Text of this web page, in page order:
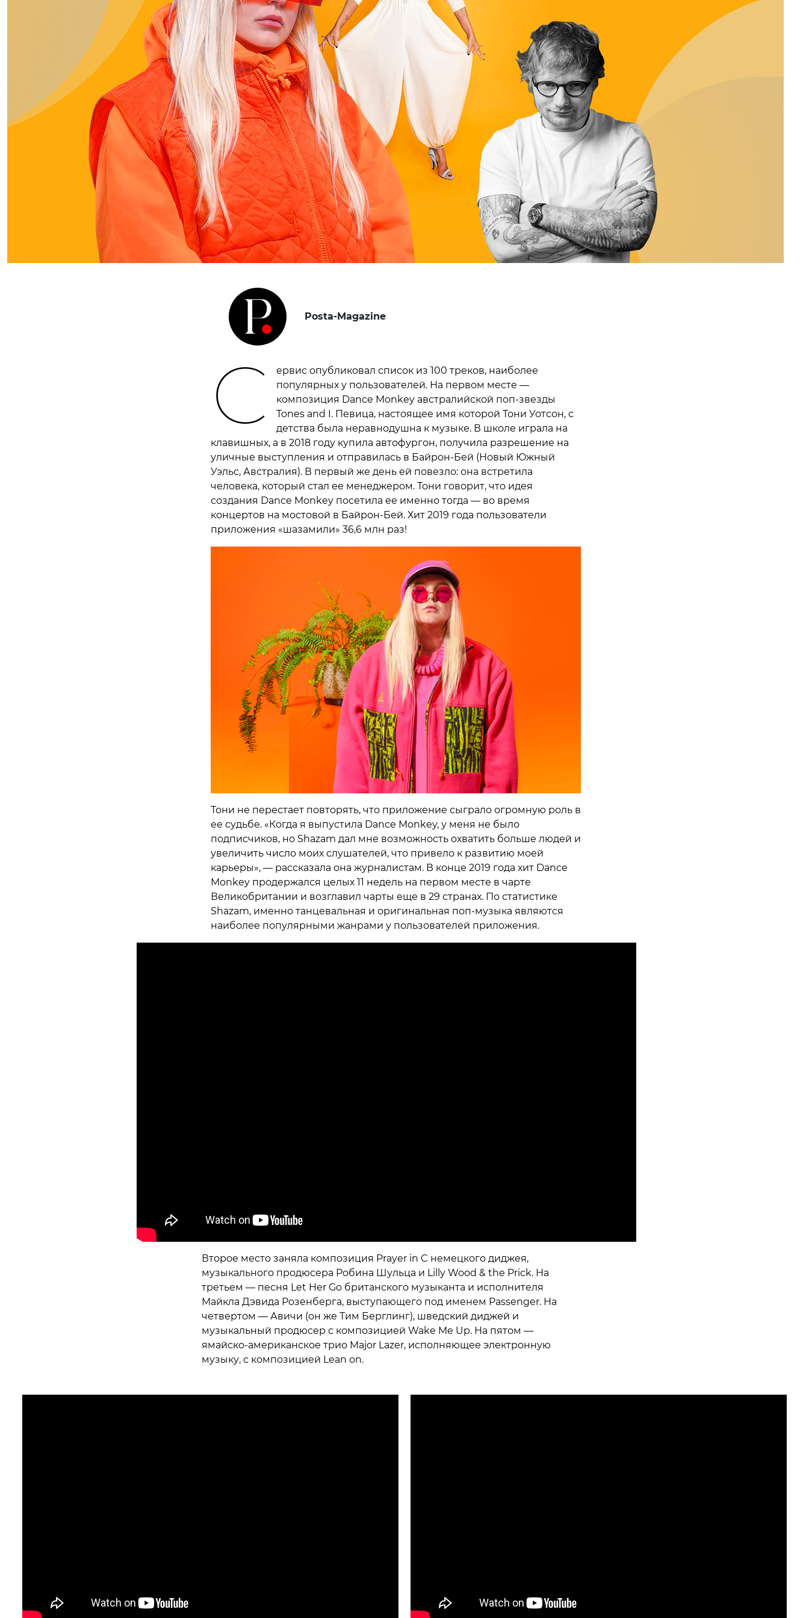
Posta-Magazine
С
ервис опубликовал список из 100 треков, наиболее
популярных у пользователей. На первом месте —
композиция Dance Monkey австралийской поп-звезды
Tones and I. Певица, настоящее имя которой Тони Уотсон, с
детства была неравнодушна к музыке. В школе играла на
клавишных, а в 2018 году купила автофургон, получила разрешение на
уличные выступления и отправилась в Байрон-Бей (Новый Южный
Уэльс, Австралия). В первый же день ей повезло: она встретила
человека, который стал ее менеджером. Тони говорит, что идея
создания Dance Monkey посетила ее именно тогда — во время
концертов на мостовой в Байрон-Бей. Хит 2019 года пользователи
приложения «шазамили» 36,6 млн раз!
Тони не перестает повторять, что приложение сыграло огромную роль в
ее судьбе. «Когда я выпустила Dance Monkey, у меня не было
подписчиков, но Shazam дал мне возможность охватить больше людей и
увеличить число моих слушателей, что привело к развитию моей
карьеры», — рассказала она журналистам. В конце 2019 года хит Dance
Monkey продержался целых 11 недель на первом месте в чарте
Великобритании и возглавил чарты еще в 29 странах. По статистике
Shazam, именно танцевальная и оригинальная поп-музыка являются
наиболее популярными жанрами у пользователей приложения.
Второе место заняла композиция Prayer in C немецкого диджея,
музыкального продюсера Робина Шульца и Lilly Wood & the Prick. На
третьем — песня Let Her Go британского музыканта и исполнителя
Майкла Дэвида Розенберга, выступающего под именем Passenger. На
четвертом — Авичи (он же Тим Берглинг), шведский диджей и
музыкальный продюсер с композицией Wake Me Up. На пятом —
ямайско-американское трио Major Lazer, исполняющее электронную
музыку, с композицией Lean on.